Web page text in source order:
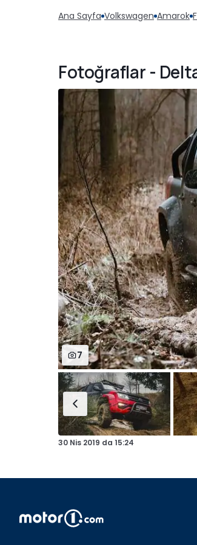
Ana Sayfa Volkswagen Amarok
Fotoğraflar -
7
30 Nis 2019 da 15:24